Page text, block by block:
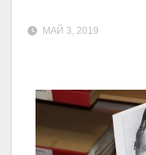
МАЙ 3, 2019